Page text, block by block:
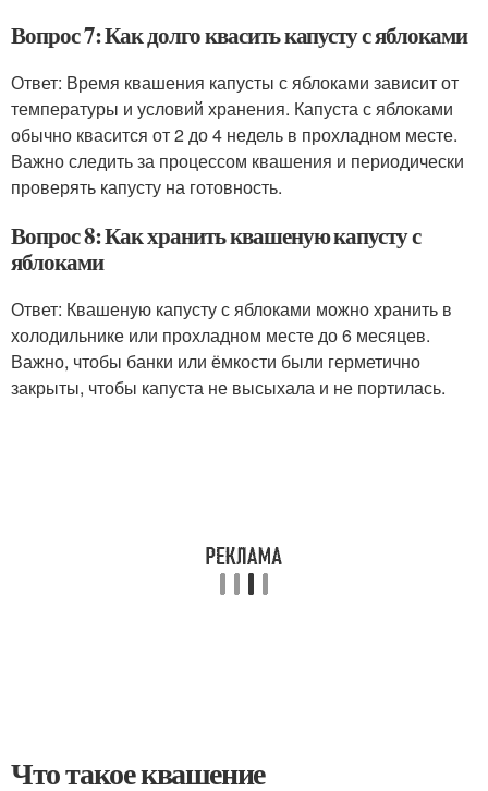
Вопрос 7: Как долго квасить капусту с яблоками
Ответ: Время квашения капусты с яблоками зависит от
температуры и условий хранения. Капуста с яблоками
обычно квасится от 2 до 4 недель в прохладном месте.
Важно следить за процессом квашения и периодически
проверять капусту на готовность.
Вопрос 8: Как хранить квашеную капусту с
яблоками
Ответ: Квашеную капусту с яблоками можно хранить в
холодильнике или прохладном месте до 6 месяцев.
Важно, чтобы банки или ёмкости были герметично
закрыты, чтобы капуста не высыхала и не портилась.
Что такое квашение